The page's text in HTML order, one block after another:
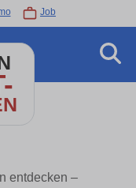
Job
entdecken –